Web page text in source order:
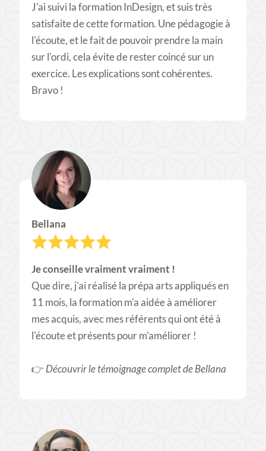
J'ai suivi la formation InDesign, et suis très
satisfaite de cette formation. Une pédagogie à
l'écoute, et le fait de pouvoir prendre la main
sur l'ordi, cela évite de rester coincé sur un
exercice. Les explications sont cohérentes.
Bravo !
Bellana
Je conseille vraiment vraiment !
Que dire, j'ai réalisé la prépa arts appliqués en
11 mois, la formation m'a aidée à améliorer
mes acquis, avec mes référents qui ont été à
l'écoute et présents pour m'améliorer ! ​
​👉 Découvrir le témoignage complet de Bellana